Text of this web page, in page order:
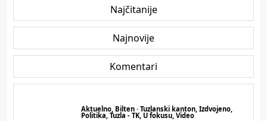
Najčitanije
Najnovije
Komentari